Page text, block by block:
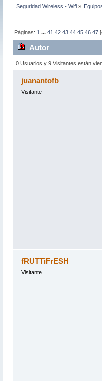
Seguridad Wireless - Wifi»
Páginas: 1 ... 41 42 43 44 45 46 47[
Autor
0 Usuarios y 9 Visitantes están
juanantofb
Visitante
fRUTTiFrESH
Visitante